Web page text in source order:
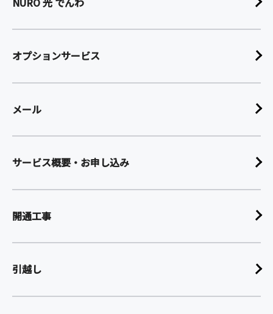
オプションサービス
メール
サービス概要・お申し込み
開通工事
引越し